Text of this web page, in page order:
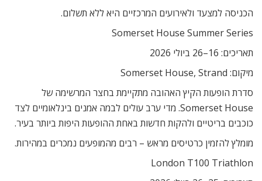
הכניסה למצעד ולאירועים המרכזיים היא ללא תשלום.
Somerset House Summer Series
תאריכים: 16–26 ביולי 2026
מיקום: Somerset House, Strand
סדרת הופעות הקיץ האהובה מתקיימת בחצר המרשימה של
Somerset House. מדי ערב עולים לבמה אמנים בינלאומיים לצד
כוכבים בריטיים ולהקות חדשות באחת ההופעות היפות ביותר בעיר.
מומלץ להזמין כרטיסים מראש – רבים מהמופעים נמכרים במהירות.
London T100 Triathlon